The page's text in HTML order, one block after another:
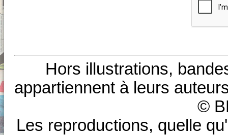
Hors illustrations,
appartiennent à leurs
©
Les reproductions, quelle